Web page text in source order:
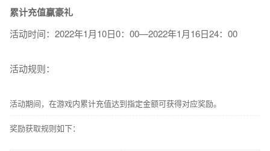
累计充值赢豪礼
活动时间：2022年1月10日0：00—2022年1月16日24：00
活动规则：
活动期间，在游戏内累计充值达到指定金额可获得对应奖励。
奖励获取规则如下：